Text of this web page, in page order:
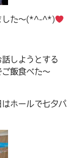
した～(*^-^*)
しようとする
ご飯食べた～
ホールで七夕パ